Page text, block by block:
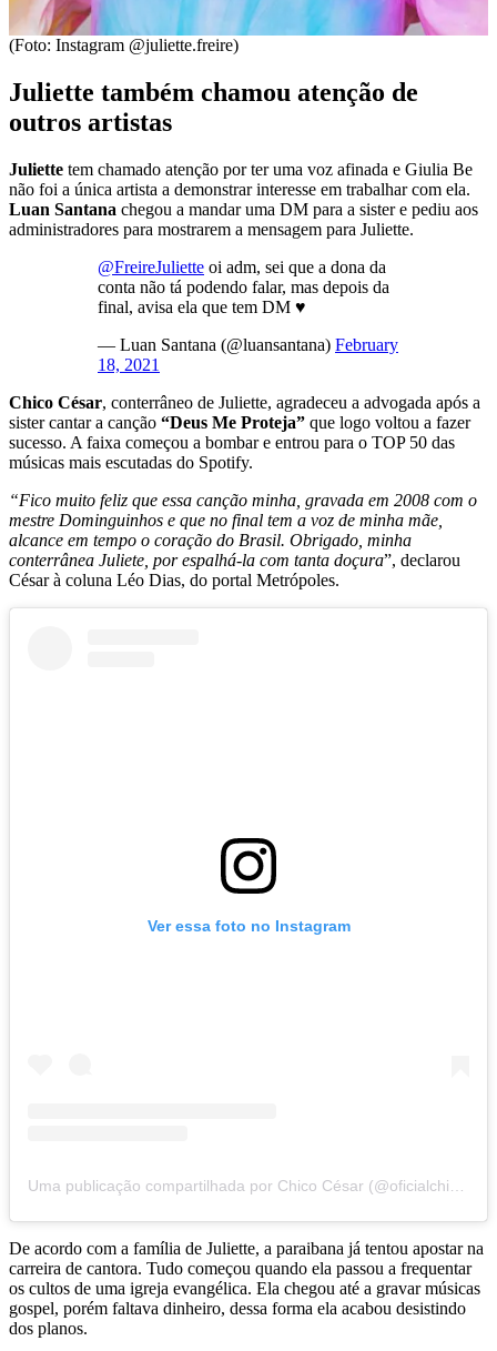
(Foto: Instagram @juliette.freire)
Juliette também chamou atenção de
outros artistas
Juliette tem chamado atenção por ter uma voz afinada e Giulia Be
não foi a única artista a demonstrar interesse em trabalhar com ela.
Luan Santana chegou a mandar uma DM para a sister e pediu aos
administradores para mostrarem a mensagem para Juliette.
@FreireJuliette oi adm, sei que a dona da
conta não tá podendo falar, mas depois da
final, avisa ela que tem DM ♥️
— Luan Santana (@luansantana) February
18, 2021
Chico César, conterrâneo de Juliette, agradeceu a advogada após a
sister cantar a canção “Deus Me Proteja” que logo voltou a fazer
sucesso. A faixa começou a bombar e entrou para o TOP 50 das
músicas mais escutadas do Spotify.
“Fico muito feliz que essa canção minha, gravada em 2008 com o
mestre Dominguinhos e que no final tem a voz de minha mãe,
alcance em tempo o coração do Brasil. Obrigado, minha
conterrânea Juliete, por espalhá-la com tanta doçura”, declarou
César à coluna Léo Dias, do portal Metrópoles.
Ver essa foto no Instagram
De acordo com a família de Juliette, a paraibana já tentou apostar na
carreira de cantora. Tudo começou quando ela passou a frequentar
os cultos de uma igreja evangélica. Ela chegou até a gravar músicas
gospel, porém faltava dinheiro, dessa forma ela acabou desistindo
dos planos.